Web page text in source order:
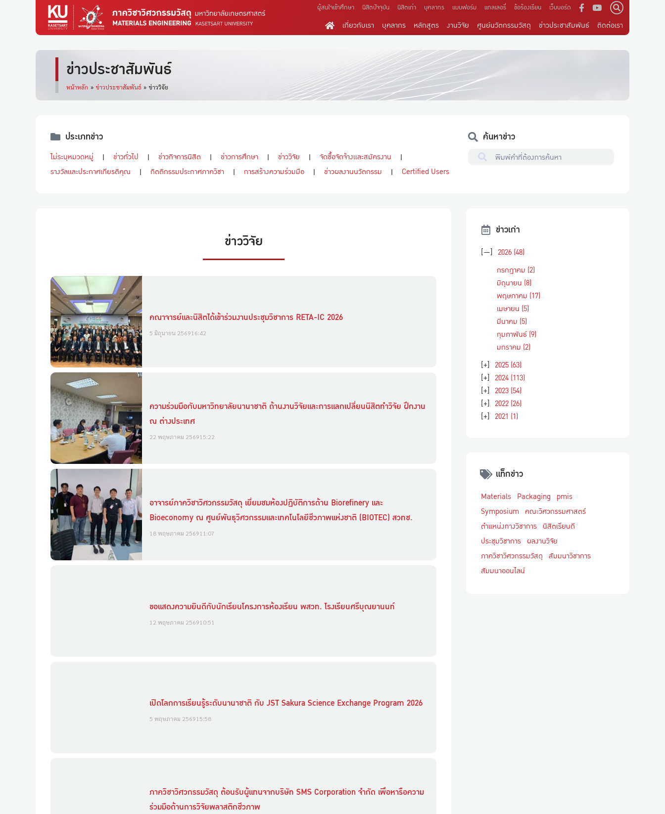
ผู้สนใจเข้าศึกษา นิสิตปัจจุบัน นิสิตเก่า บุคลากร แบบฟอร์ม แกลเลอรี่ ข้อร้องเรียน เว็บบอร์ด
เกี่ยวกับเรา บุคลากร หลักสูตร งานวิจัย ศูนย์นวัตกรรมวัสดุ ข่าวประชาสัมพันธ์ ติดต่อเรา
ข่าวประชาสัมพันธ์
หน้าหลัก » ข่าวประชาสัมพันธ์ » ข่าววิจัย
ประเภทข่าว
ไม่ระบุหมวดหมู่ ข่าวทั่วไป ข่าวกิจการนิสิต ข่าวการศึกษา ข่าววิจัย
จัดซื้อจัดจ้างและสมัครงาน
รางวัลและประกาศเกียรติคุณ
กิตติกรรมประกาศภาควิชา การสร้างความร่วมมือ ข่าวผลงานนวัตกรรม Certified Users
ค้นหาข่าว
ข่าววิจัย
คณาจารย์และนิสิตได้เข้าร่วมงานประชุมวิชาการ RETA-IC 2026
5 มิถุนายน 256916:42
ความร่วมมือกับมหาวิทยาลัยนานาชาติ ด้านงานวิจัยและการแลกเปลี่ยนนิสิตทำวิจัย ฝึกงาน
ณ ต่างประเทศ
22 พฤษภาคม 256915:22
อาจารย์ภาควิชาวิศวกรรมวัสดุ เยี่ยมชมห้องปฏิบัติการด้าน Biorefinery และ
Bioeconomy ณ ศูนย์พันธุวิศวกรรมและเทคโนโลยีชีวภาพแห่งชาติ (BIOTEC) สวทช.
18 พฤษภาคม 256911:07
ขอแสดงความยินดีกับนักเรียนโครงการห้องเรียน พสวท. โรงเรียนศรีบุณยานนท์
12 พฤษภาคม 256910:51
เปิดโลกการเรียนรู้ระดับนานาชาติ กับ JST Sakura Science Exchange Program 2026
5 พฤษภาคม 256915:58
ภาควิชาวิศวกรรมวัสดุ ต้อนรับผู้แทนจากบริษัท SMS Corporation จำกัด เพื่อหารือความ
ร่วมมือด้านการวิจัยพลาสติกชีวภาพ
ข่าวเก่า
[—] 2026 (48)
กรกฎาคม (2)
มิถุนายน (8)
พฤษภาคม (17)
เมษายน (5)
มีนาคม (5)
กุมภาพันธ์ (9)
มกราคม (2)
[+] 2025 (63)
[+] 2024 (113)
[+] 2023 (54)
[+] 2022 (26)
[+] 2021 (1)
แท็กข่าว
Materials Packaging pmis
Symposium คณะวิศวกรรมศาสตร์
ตำแหน่งทางวิชาการ นิสิตเรียนดี
ประชุมวิชาการ ผลงานวิจัย
ภาควิชาวิศวกรรมวัสดุ สัมมนาวิชาการ
สัมมนาออนไลน์